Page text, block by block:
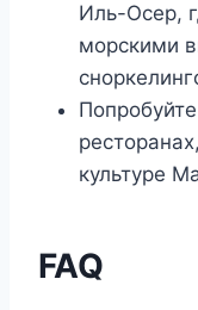
Иль-Осер,
морскими
культуре
FAQ